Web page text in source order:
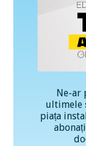
Ne-ar
ultimele
piața